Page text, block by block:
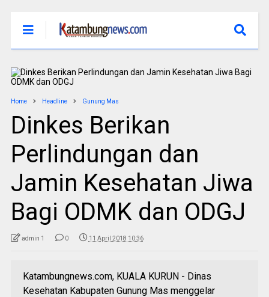
Home Headline Gunung Mas
Dinkes Berikan
Perlindungan dan
Jamin Kesehatan Jiwa
Bagi ODMK dan ODGJ
admin 1 0 11 April 2018 10:36
Katambungnews.com, KUALA KURUN - Dinas
Kesehatan Kabupaten Gunung Mas menggelar